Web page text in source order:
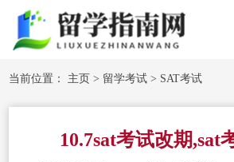
当前位置： 主页 > 留学考试 > SAT考试
10.7sat考试改期,sat